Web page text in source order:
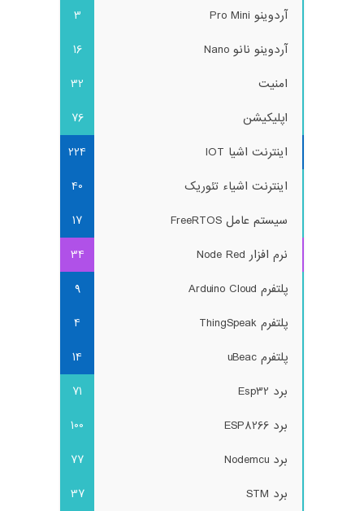
آردوینو Pro Mini
3
آردوینو نانو Nano
16
امنیت
32
اپلیکیشن
76
اینترنت اشیا IOT
224
اینترنت اشیاء تئوریک
40
سیستم عامل FreeRTOS
17
نرم افزار Node Red
34
پلتفرم Arduino Cloud
9
پلتفرم ThingSpeak
4
پلتفرم uBeac
14
برد Esp32
71
برد ESP8266
100
برد Nodemcu
77
برد STM
37